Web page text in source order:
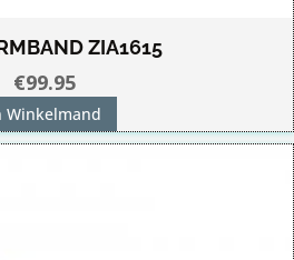
ZIA1615
€99.95
Winkelmand